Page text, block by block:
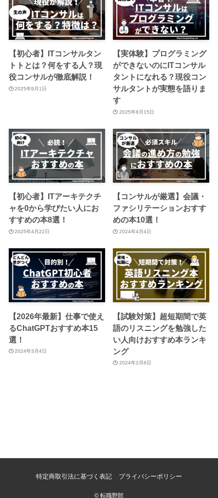
【初心者】ITコンサルタン
トトとは？何をする人？現
役コンサルが徹底解説！
2025年9月1日
【実体験】プログラミング
ができないのにITコンサル
タントになれる？現役コン
サルタントが実態を語りま
す
2025年8月15日
【初心者】ITアーキテクチ
ャを0から学びたい人にお
すすめの本8選！
2025年4月22日
【コンサルが厳選】会議・
ファシリテーションおすす
めの本10選！
2024年4月4日
【2026年最新】仕事で使え
るChatGPTおすすめ本15
選！
2024年3月4日
【試験対策】超短期間で英
語のリスニングを勉強した
い人向けおすすめ本ランキ
ング
2024年2月8日
特定商取引法に基づく表記 プライバシーポリシー
© 転職野郎